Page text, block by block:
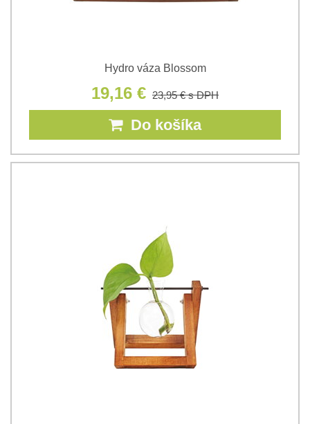
Hydro váza Blossom
19,16 € 23,95 €s DPH
Do košíka